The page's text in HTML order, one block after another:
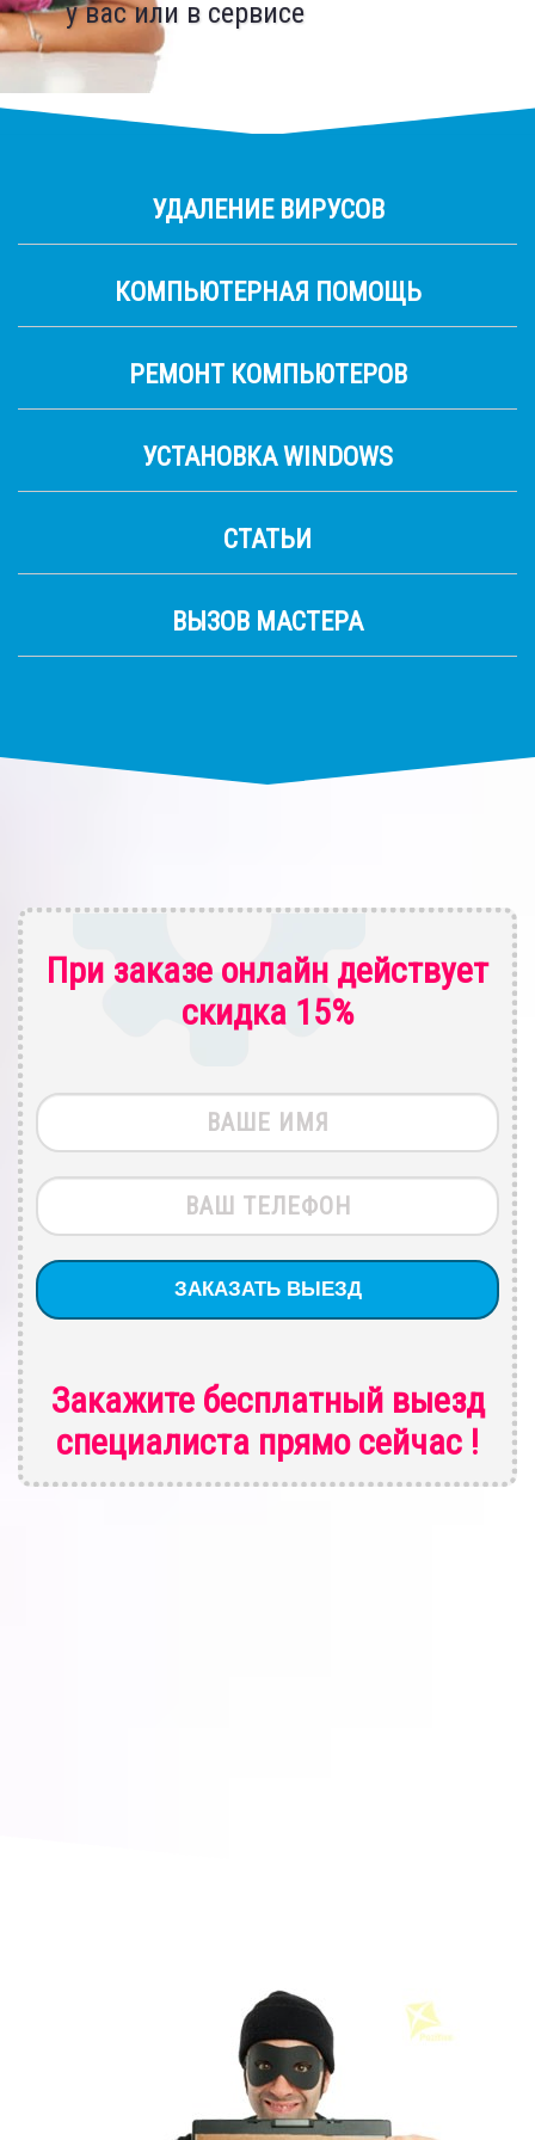
у вас или в сервисе
запчасти
УДАЛЕНИЕ ВИРУСОВ
КОМПЬЮТЕРНАЯ ПОМОЩЬ
РЕМОНТ КОМПЬЮТЕРОВ
УСТАНОВКА WINDOWS
СТАТЬИ
ВЫЗОВ МАСТЕРА
При заказе онлайн действует
скидка 15%
Закажите бесплатный выезд
специалиста прямо сейчас !